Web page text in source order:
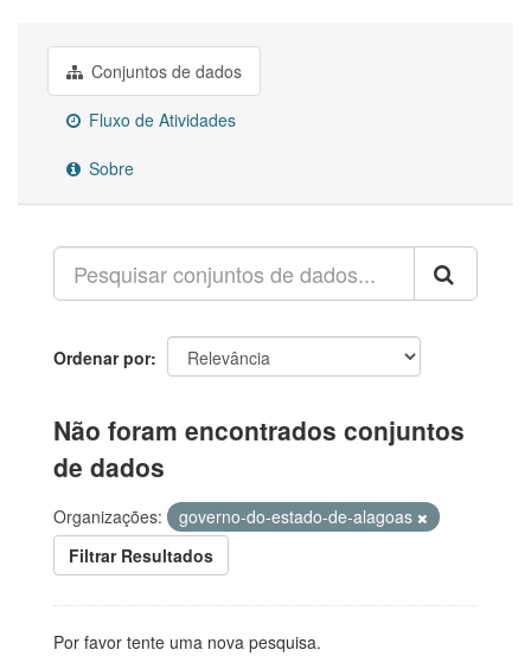
Conjuntos de dados
Fluxo de Atividades
Sobre
Ordenar por
Não foram encontrados conjuntos
de dados
Organizações:
governo-do-estado-de-alagoas
Filtrar Resultados
Por favor tente uma nova pesquisa.